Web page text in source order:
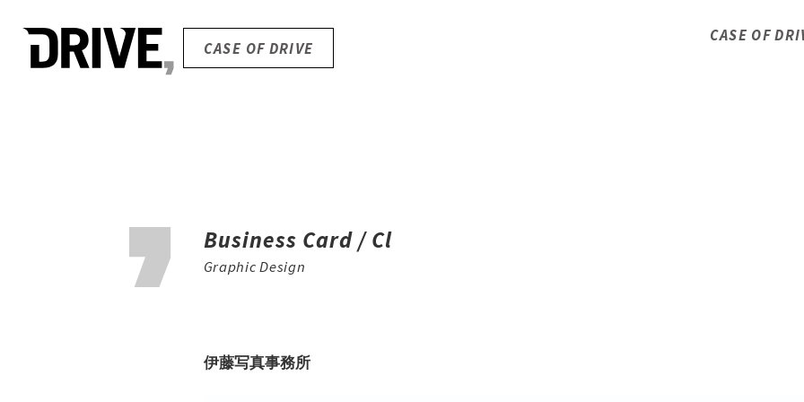
CASE OF DRIVE
CASE OF
Business Card / Cl
Graphic Design
伊藤写真事務所